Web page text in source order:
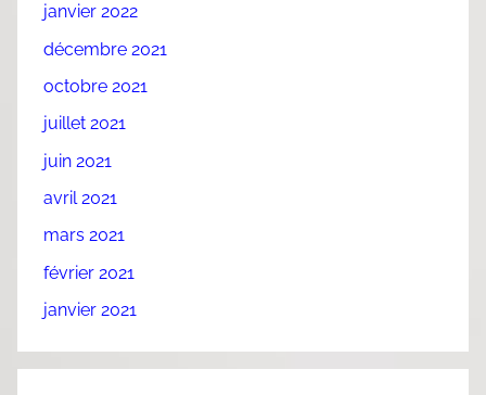
janvier 2022
décembre 2021
octobre 2021
juillet 2021
juin 2021
avril 2021
mars 2021
février 2021
janvier 2021